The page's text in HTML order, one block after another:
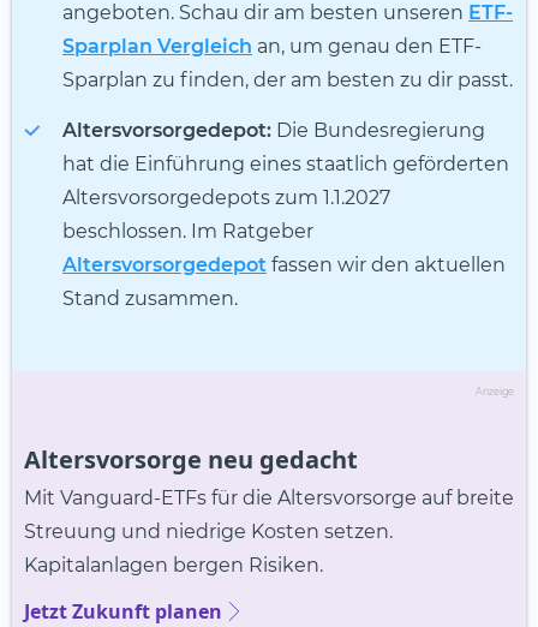
angeboten. Schau dir am besten unseren ETF-
Sparplan Vergleich an, um genau den ETF-
Sparplan zu finden, der am besten zu dir passt.
Altersvorsorgedepot: Die Bundesregierung
hat die Einführung eines staatlich geförderten
Altersvorsorgedepots zum 1.1.2027
beschlossen. Im Ratgeber
Altersvorsorgedepot fassen wir den aktuellen
Stand zusammen.
Anzeige
Altersvorsorge neu gedacht
Mit Vanguard-ETFs für die Altersvorsorge auf breite
Streuung und niedrige Kosten setzen.
Kapitalanlagen bergen Risiken.
Jetzt Zukunft planen